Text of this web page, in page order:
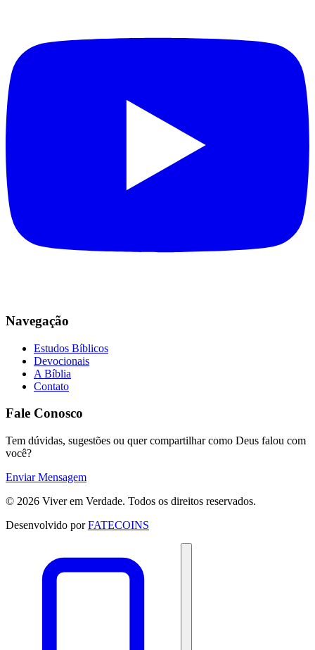
Navegação
Estudos Bíblicos
Devocionais
A Bíblia
Contato
Fale Conosco
Tem dúvidas, sugestões ou quer compartilhar como Deus falou com
você?
Enviar Mensagem
© 2026 Viver em Verdade. Todos os direitos reservados.
Desenvolvido porFATECOINS